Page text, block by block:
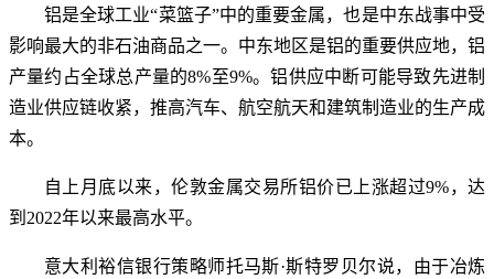
铝是全球工业“菜篮子”中的重要金属，也是中东战事中受
影响最大的非石油商品之一。中东地区是铝的重要供应地，铝
产量约占全球总产量的8%至9%。铝供应中断可能导致先进制
造业供应链收紧，推高汽车、航空航天和建筑制造业的生产成
本。
自上月底以来，伦敦金属交易所铝价已上涨超过9%，达
到2022年以来最高水平。
意大利裕信银行策略师托马斯·斯特罗贝尔说，由于冶炼